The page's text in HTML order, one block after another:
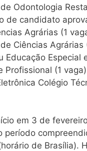
Odontologia
de candidato
Agrárias (1
Ciências Agrárias
Educação Especial
Profissional (1 vaga)
Colégio
em 3 de
período
de Brasília).